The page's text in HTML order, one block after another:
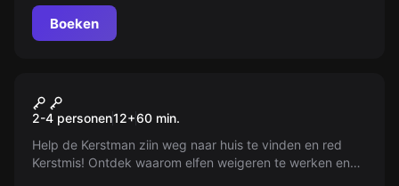
Boeken
VR Christmas
2-4 personen12+60 min.
Help de Kerstman ziin weg naar huis te vinden en red
Kerstmis! Ontdek waarom elfen weigeren te werken en